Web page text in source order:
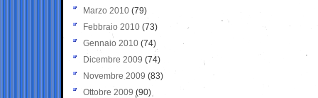
Marzo 2010 (79)
Febbraio 2010 (73)
Gennaio 2010 (74)
Dicembre 2009 (74)
Novembre 2009 (83)
Ottobre 2009 (90)